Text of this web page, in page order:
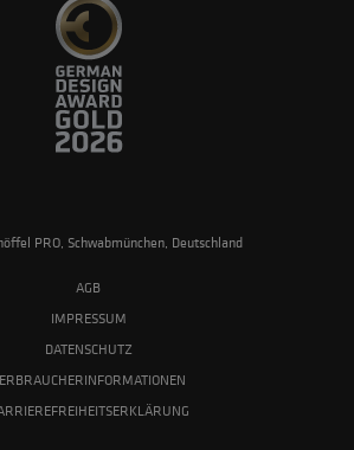
PRO, Schwabmünchen, Deutschland
AGB
IMPRESSUM
DATENSCHUTZ